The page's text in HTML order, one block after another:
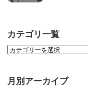
カテゴリ一覧
月別アーカイブ